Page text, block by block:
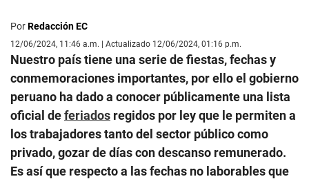
PorRedacción EC
12/06/2024, 11:46 a.m. | Actualizado 12/06/2024, 01:16 p.m.
Nuestro país tiene una serie de fiestas, fechas y
conmemoraciones importantes, por ello el gobierno
peruano ha dado a conocer públicamente una lista
oficial deferiados regidos por ley que le permiten a
los trabajadores tanto del sector público como
privado, gozar de días con descanso remunerado.
Es así que respecto a las fechas no laborables que